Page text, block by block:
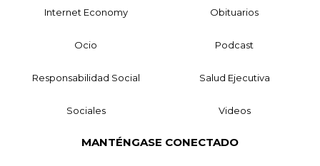
Internet Economy Obituarios
Ocio Podcast
Responsabilidad Social Salud Ejecutiva
Sociales Videos
MANTÉNGASE CONECTADO